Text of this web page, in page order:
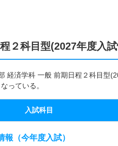
２科目型(2027年度入
経済学科 一般 前期日程２科目
っている。
入試科目
報（今年度入試）